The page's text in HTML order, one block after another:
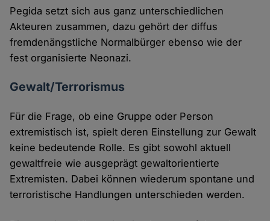
Pegida setzt sich aus ganz unterschiedlichen
Akteuren zusammen, dazu gehört der diffus
fremdenängstliche Normalbürger ebenso wie der
fest organisierte Neonazi.
Gewalt/Terrorismus
Für die Frage, ob eine Gruppe oder Person
extremistisch ist, spielt deren Einstellung zur Gewalt
keine bedeutende Rolle. Es gibt sowohl aktuell
gewaltfreie wie ausgeprägt gewaltorientierte
Extremisten. Dabei können wiederum spontane und
terroristische Handlungen unterschieden werden.